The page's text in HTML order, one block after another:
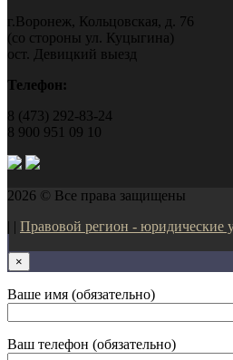
г.Воронеж, Кольцовская, д. 76
(со стороны ул. Куцыгина)
ост. Девицкий выезд
Телефон:
8 (473) 292-83-24
8 900 951 09 10
2026 © Все права защищены
| | Правовой регион - юридические
×
Ваше имя (обязательно)
Ваш телефон (обязательно)